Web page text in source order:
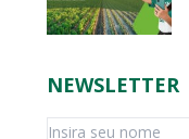
NEWSLETTER